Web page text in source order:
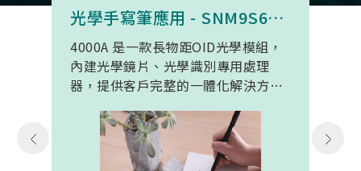
光學手寫筆應用 - SNM9S6100BC4000A
4000A 是一款長物距OID光學模組，
內建光學鏡片、光學識別專用處理
器，提供客戶完整的一體化解決方
置開發。模組在保持小型化的同時，
延伸了可用物距範圍，使其能在離紙
面更遠的位置仍精確讀取碼點，同時